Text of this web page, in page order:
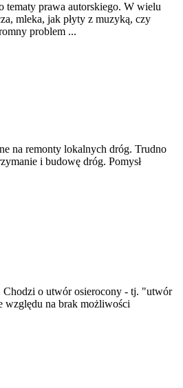
tematy prawa autorskiego. W wielu
mleka, jak płyty z muzyką, czy
problem ...
na remonty lokalnych dróg. Trudno
i budowę dróg. Pomysł
Chodzi o utwór osierocony - tj. "utwór
względu na brak możliwości